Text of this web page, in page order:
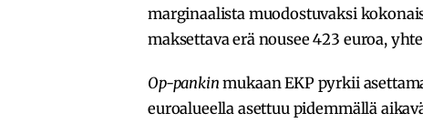
marginaalista muodostuvaksi
maksettava erä nousee 423 euroa,
Op-pankin mukaan EKP pyrkii
euroalueella asettuu pidemmällä